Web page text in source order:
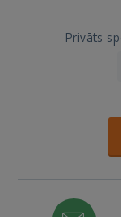
Privāts